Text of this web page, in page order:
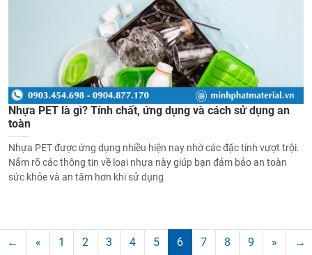
Nhựa PET là gì? Tính chất, ứng dụng và cách sử dụng an
toàn
Nhựa PET được ứng dụng nhiều hiện nay nhờ các đặc tính vượt trội.
Nắm rõ các thông tin về loại nhựa này giúp bạn đảm bảo an toàn
sức khỏe và an tâm hơn khi sử dụng
← « 1 2 3 4 5 6 7 8 9 » →